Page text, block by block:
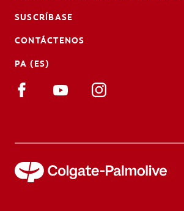
SUSCRÍBASE
CONTÁCTENOS
PA (ES)